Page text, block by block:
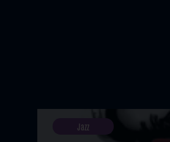
Jazz